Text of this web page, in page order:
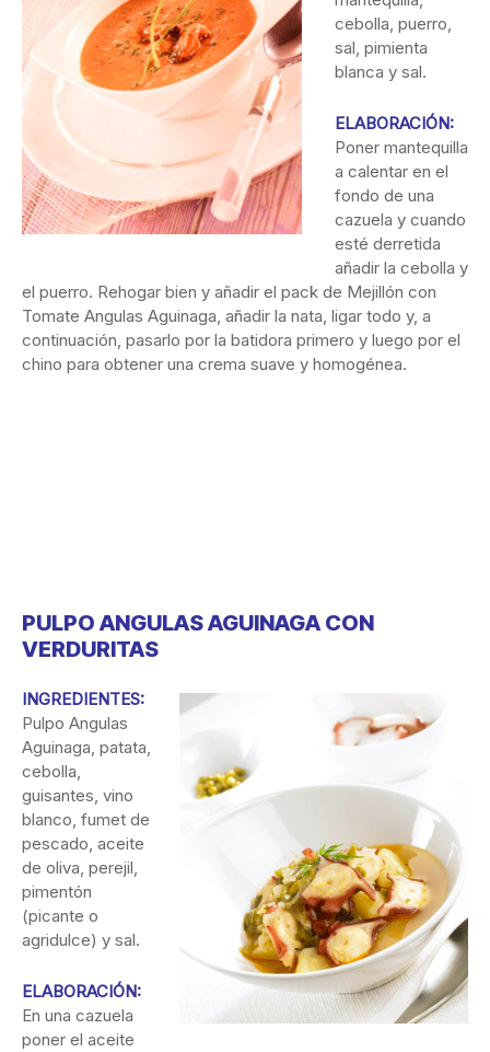
cebolla, puerro,
sal, pimienta
blanca y sal.
ELABORACIÓN:
Poner mantequilla
a calentar en el
fondo de una
cazuela y cuando
esté derretida
añadir la cebolla y
el puerro. Rehogar bien y añadir el pack de Mejillón con
Tomate Angulas Aguinaga, añadir la nata, ligar todo y, a
continuación, pasarlo por la batidora primero y luego por el
chino para obtener una crema suave y homogénea.
PULPO ANGULAS AGUINAGA CON
VERDURITAS
INGREDIENTES:
Pulpo Angulas
Aguinaga, patata,
cebolla,
guisantes, vino
blanco, fumet de
pescado, aceite
de oliva, perejil,
pimentón
(picante o
agridulce) y sal.
ELABORACIÓN:
En una cazuela
poner el aceite